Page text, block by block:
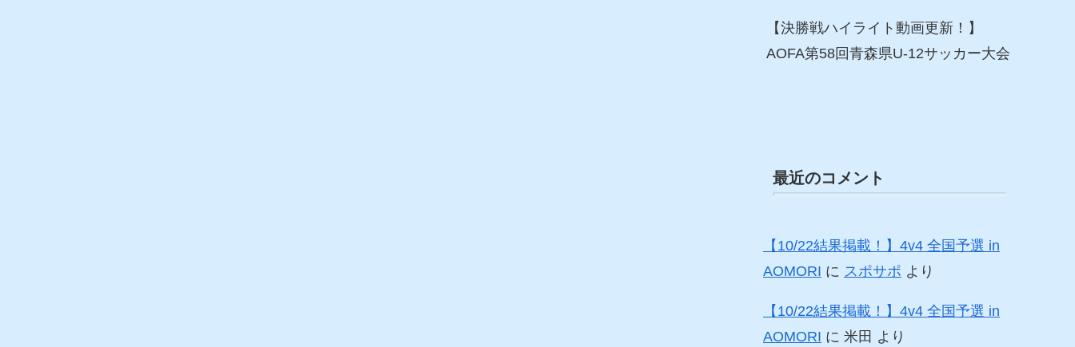
【決勝戦ハイライト動画更新！】
AOFA第58回青森県U-12サッカー大会
最近のコメント
【10/22結果掲載！】4v4 全国予選 in
AOMORI に スポサポ より
【10/22結果掲載！】4v4 全国予選 in
AOMORI に 米田 より